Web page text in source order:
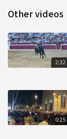
Other videos
2:32
0:25